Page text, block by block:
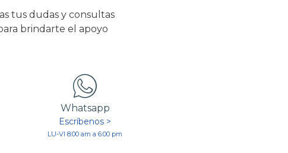
tus dudas y consultas
brindarte el apoyo
Whatsapp
Escríbenos >
LU-VI 8:00 am a 6:00 pm